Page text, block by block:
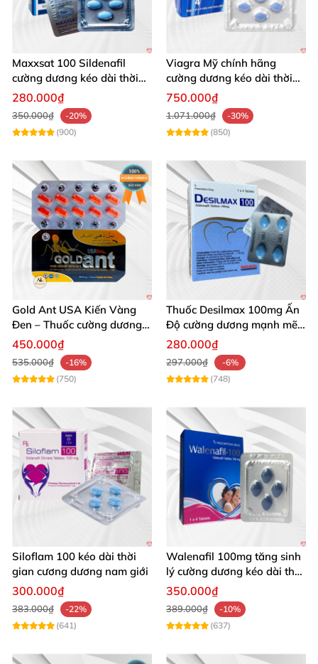
Maxxsat 100 Sildenafil
cường dương kéo dài thời
gian cho nam
280.000₫
350.000₫
-20%
(900)
Viagra Mỹ chính hãng
cường dương kéo dài thời
gian nhập khẩu
750.000₫
1.071.000₫
-30%
(850)
Gold Ant USA Kiến Vàng
Đen – Thuốc cường dương
tăng sinh lý nam mạnh
450.000₫
535.000₫
-16%
(750)
Thuốc Desilmax 100mg Ấn
Độ cường dương mạnh mẽ
tăng sinh lý phái mạnh
280.000₫
297.000₫
-6%
(748)
Siloflam 100 kéo dài thời
gian cương dương nam giới
300.000₫
383.000₫
-22%
(641)
Walenafil 100mg tăng sinh
lý cường dương kéo dài thời
gian
350.000₫
389.000₫
-10%
(637)